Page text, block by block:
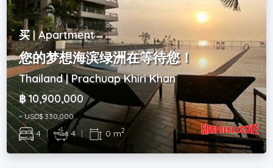
买 | Apartment
您的梦想海滨绿洲在等待您！
Thailand | Prachuap Khiri Khan
฿ 10,900,000
~ USD$ 330,000
4 | 4 | 0 m2